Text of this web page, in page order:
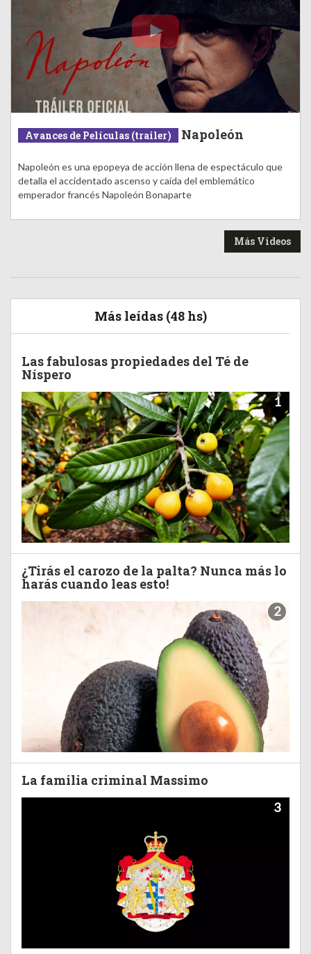
Avances de Películas (trailer) Napoleón
Napoleón es una epopeya de acción llena de espectáculo que
detalla el accidentado ascenso y caída del emblemático
emperador francés Napoleón Bonaparte
Más Videos
Más leídas (48 hs)
Las fabulosas propiedades del Té de
Níspero
1
¿Tirás el carozo de la palta? Nunca más lo
harás cuando leas esto!
2
La familia criminal Massimo
3